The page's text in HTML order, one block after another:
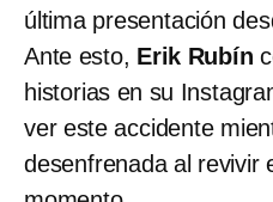
última presentación
Ante esto, Erik Rubín
historias en su
ver este accidente
desenfrenada al revivir